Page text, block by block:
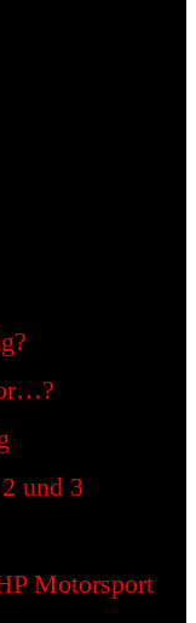
und 3
Motorsport